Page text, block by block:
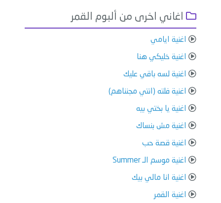
اغاني اخرى من ألبوم القمر
اغنية ايامي
اغنية خليكي هنا
اغنية لسه باقي عليك
اغنية فلته (انتي مجنناهم)
اغنية يا بختي بيه
اغنية مش بنساك
اغنية قصة حب
اغنية موسم الـ Summer
اغنية انا مالي بيك
اغنية القمر